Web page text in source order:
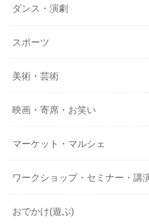
ダンス・演劇
スポーツ
美術・芸術
映画・寄席・お笑い
マーケット・マルシェ
ワークショップ・セミナー・講
おでかけ(遊ぶ)